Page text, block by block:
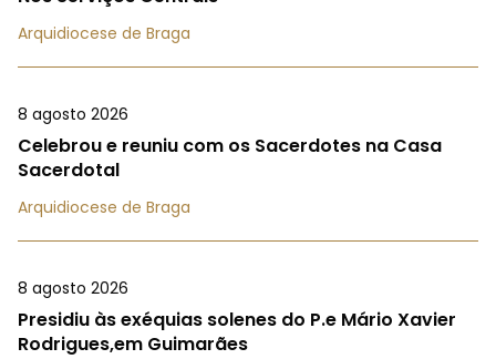
Arquidiocese de Braga
8 agosto 2026
Celebrou e reuniu com os Sacerdotes na Casa
Sacerdotal
Arquidiocese de Braga
8 agosto 2026
Presidiu às exéquias solenes do P.e Mário Xavier
Rodrigues,em Guimarães